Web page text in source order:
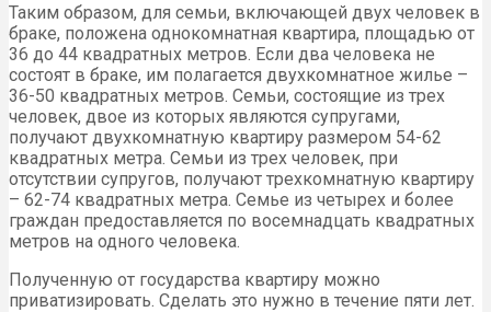
Таким образом, для семьи, включающей двух человек в
браке, положена однокомнатная квартира, площадью от
36 до 44 квадратных метров. Если два человека не
состоят в браке, им полагается двухкомнатное жилье –
36-50 квадратных метров. Семьи, состоящие из трех
человек, двое из которых являются супругами,
получают двухкомнатную квартиру размером 54-62
квадратных метра. Семьи из трех человек, при
отсутствии супругов, получают трехкомнатную квартиру
– 62-74 квадратных метра. Семье из четырех и более
граждан предоставляется по восемнадцать квадратных
метров на одного человека.
Полученную от государства квартиру можно
приватизировать. Сделать это нужно в течение пяти лет.